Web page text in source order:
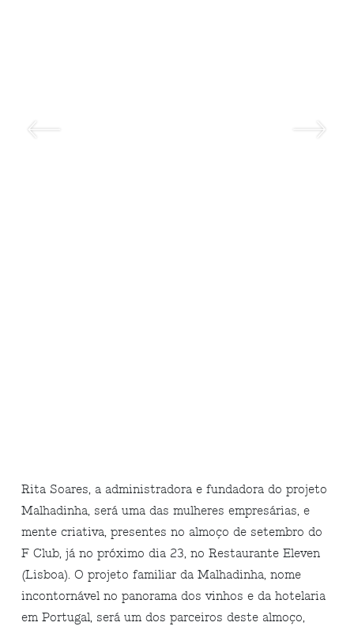
Rita Soares, a administradora e fundadora do projeto
Malhadinha, será uma das mulheres empresárias, e
mente criativa, presentes no almoço de setembro do
F Club, já no próximo dia 23, no Restaurante Eleven
(Lisboa). O projeto familiar da Malhadinha, nome
incontornável no panorama dos vinhos e da hotelaria
em Portugal, será um dos parceiros deste almoço,